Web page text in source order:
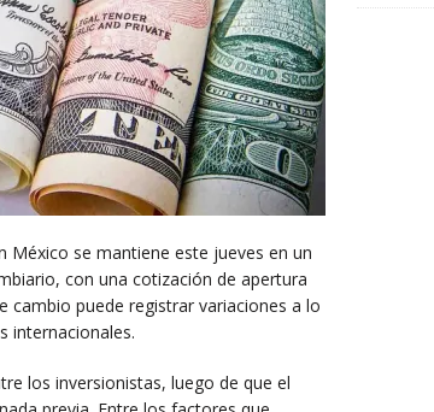
México se mantiene este jueves en un
con una cotización de apertura
cambio puede registrar variaciones a lo
internacionales.
los inversionistas, luego de que el